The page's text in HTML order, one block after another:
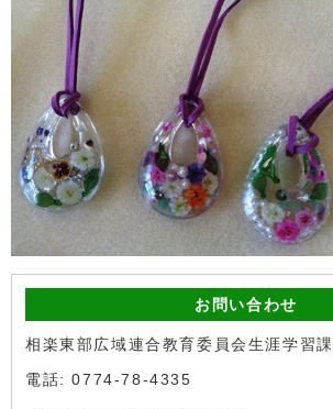
お問い合わせ
相楽東部広域連合教育委員会生涯学習課
電話: 0774-78-4335